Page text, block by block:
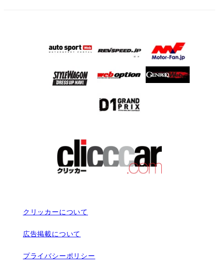
クリッカーについて
広告掲載について
プライバシーポリシー